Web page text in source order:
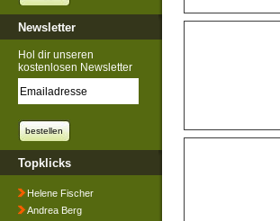
Newsletter
Hol dir unseren
kostenlosen Newsletter
Topklicks
Helene Fischer
Andrea Berg